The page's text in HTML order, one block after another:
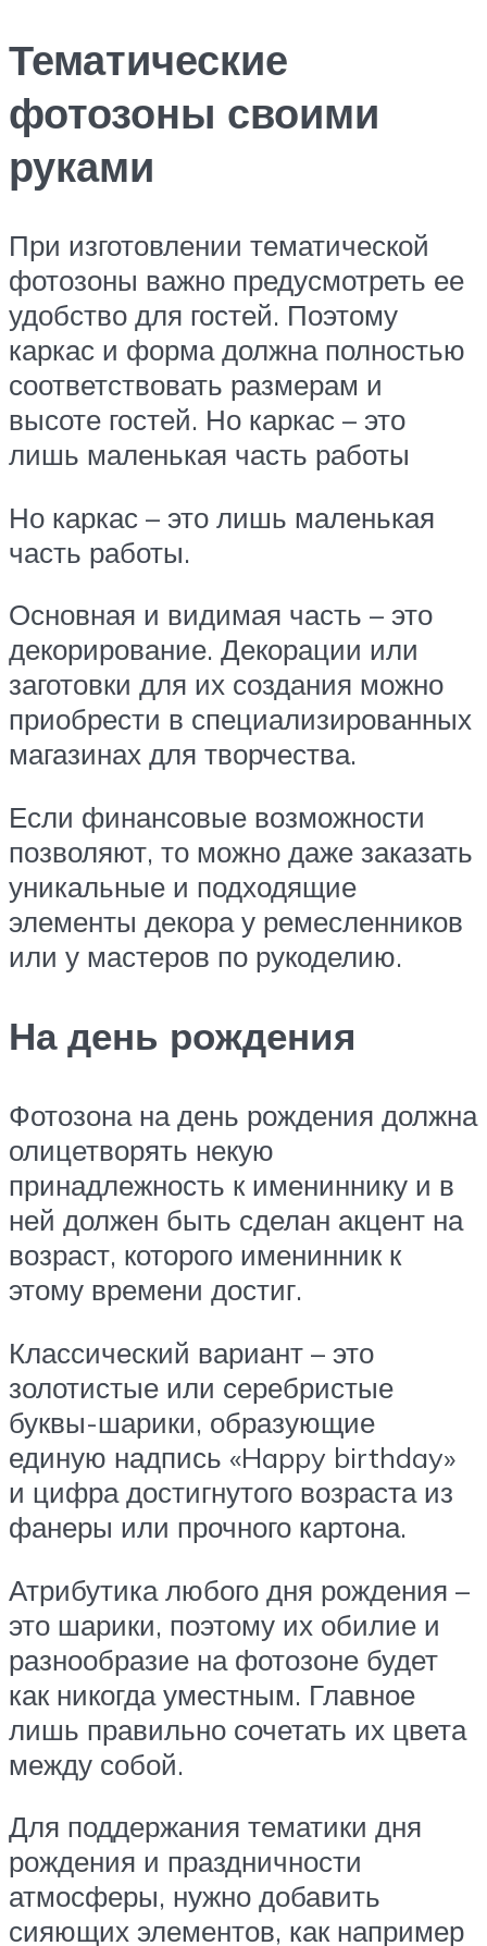
Тематические
фотозоны своими
руками
При изготовлении тематической
фотозоны важно предусмотреть ее
удобство для гостей. Поэтому
каркас и форма должна полностью
соответствовать размерам и
высоте гостей. Но каркас – это
лишь маленькая часть работы
Но каркас – это лишь маленькая
часть работы.
Основная и видимая часть – это
декорирование. Декорации или
заготовки для их создания можно
приобрести в специализированных
магазинах для творчества.
Если финансовые возможности
позволяют, то можно даже заказать
уникальные и подходящие
элементы декора у ремесленников
или у мастеров по рукоделию.
На день рождения
Фотозона на день рождения должна
олицетворять некую
принадлежность к имениннику и в
ней должен быть сделан акцент на
возраст, которого именинник к
этому времени достиг.
Классический вариант – это
золотистые или серебристые
буквы-шарики, образующие
единую надпись «Happy birthday»
и цифра достигнутого возраста из
фанеры или прочного картона.
Атрибутика любого дня рождения –
это шарики, поэтому их обилие и
разнообразие на фотозоне будет
как никогда уместным. Главное
лишь правильно сочетать их цвета
между собой.
Для поддержания тематики дня
рождения и праздничности
атмосферы, нужно добавить
сияющих элементов, как например